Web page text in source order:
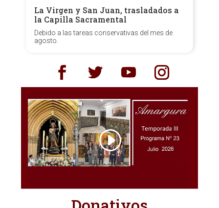
La Virgen y San Juan, trasladados a
la Capilla Sacramental
Debido a las tareas conservativas del mes de
agosto.